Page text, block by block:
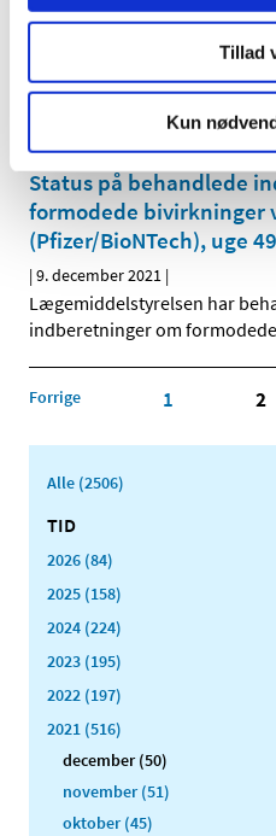
Tillad
Kun
(Moderna), uge 49
Lægemiddelstyrelsen har
indberetninger om
Status på behandlede
formodede bivirkninger
(Pfizer/BioNTech), uge 49
|9. december 2021 |
Lægemiddelstyrelsen har
indberetninger om
Forrige 1 2
Alle (2506)
TID
2026 (84)
2025 (158)
2024 (224)
2023 (195)
2022 (197)
2021 (516)
december (50)
november (51)
oktober (45)